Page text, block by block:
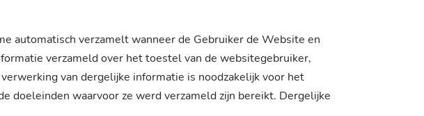
automatisch verzamelt wanneer de Gebruiker de Website en
verzameld over het toestel van de websitegebruiker,
van dergelijke informatie is noodzakelijk voor het
doeleinden waarvoor ze werd verzameld zijn bereikt. Dergelijke